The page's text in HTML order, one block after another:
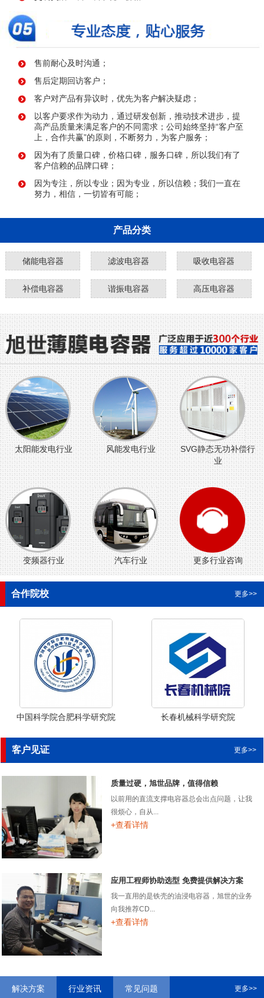
售前耐心及时沟通；
售后定期回访客户；
客户对产品有异议时，优先为客户解决疑虑；
以客户要求作为动力，通过研发创新，推动技术进步，提
高产品质量来满足客户的不同需求；公司始终坚持“客户至
上，合作共赢”的原则，不断努力，为客户服务；
因为有了质量口碑，价格口碑，服务口碑，所以我们有了
客户信赖的品牌口碑；
因为专注，所以专业；因为专业，所以信赖；我们一直在
努力，相信，一切皆有可能；
产品分类
储能电容器 滤波电容器 吸收电容器
补偿电容器 谐振电容器 高压电容器
太阳能发电行业 风能发电行业
SVG静态无功补偿行
业
变频器行业 汽车行业 更多行业咨询
合作院校 更多>>
中国科学院合肥科学研究院 长春机械科学研究院
客户见证 更多>>
质量过硬，旭世品牌，值得信赖
以前用的直流支撑电容器总会出点问题，让我
很烦心，自从...
+查看详情
应用工程师协助选型 免费提供解决方案
我一直用的是铁壳的油浸电容器，旭世的业务
向我推荐CD...
+查看详情
解决方案 行业资讯 常见问题 更多>>